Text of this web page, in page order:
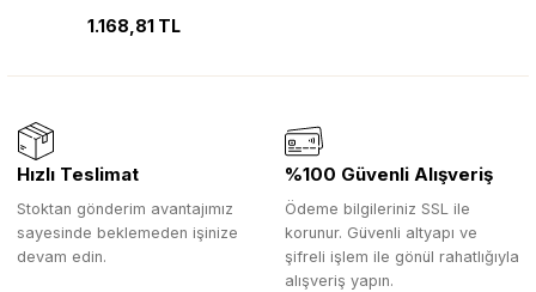
1.168,81 TL
Hızlı Teslimat
Stoktan gönderim avantajımız
sayesinde beklemeden işinize
devam edin.
%100 Güvenli Alışveriş
Ödeme bilgileriniz SSL ile
korunur. Güvenli altyapı ve
şifreli işlem ile gönül rahatlığıyla
alışveriş yapın.